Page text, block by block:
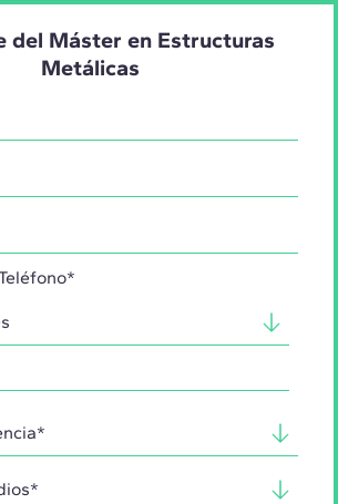
del Máster en Estructuras
Metálicas